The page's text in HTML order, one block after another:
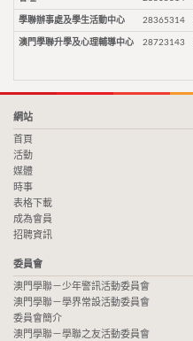
學聯辦事處及學生活動中心 28365314
澳門學聯升學及心理輔導中心 28723143
網站
首頁
活動
媒體
時事
表格下載
成為會員
招聘資訊
委員會
澳門學聯－少年警訊活動委員會
澳門學聯－學界常設活動委員會
委員會簡介
澳門學聯－學聯之友活動委員會